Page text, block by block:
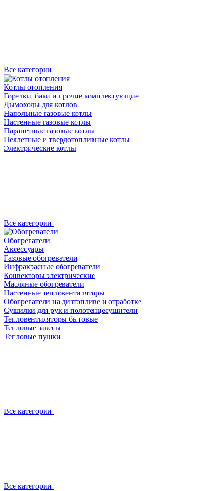
Все категории
Котлы отопления
Горелки, баки и прочие комплектующие
Дымоходы для котлов
Напольные газовые котлы
Настенные газовые котлы
Парапетные газовые котлы
Пеллетные и твердотопливные котлы
Электрические котлы
Все категории
Обогреватели
Аксессуары
Газовые обогреватели
Инфракрасные обогреватели
Конвекторы электрические
Масляные обогреватели
Настенные тепловентиляторы
Обогреватели на дизтопливе и отработке
Сушилки для рук и полотенцесушители
Тепловентиляторы бытовые
Тепловые завесы
Тепловые пушки
Все категории
Все категории